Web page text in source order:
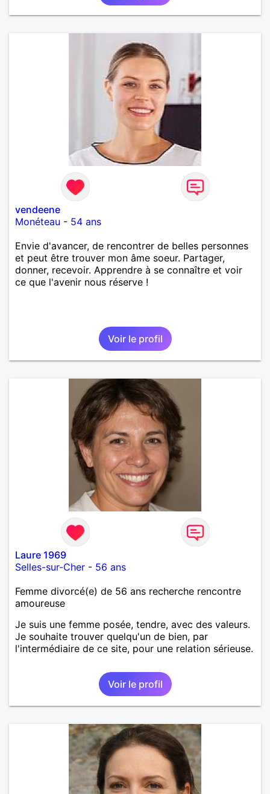
vendeene
Monéteau - 54 ans
Envie d'avancer, de rencontrer de belles personnes
et peut être trouver mon âme soeur. Partager,
donner, recevoir. Apprendre à se connaître et voir
ce que l'avenir nous réserve !
Voir le profil
Laure 1969
Selles-sur-Cher - 56 ans
Femme divorcé(e) de 56 ans recherche rencontre
amoureuse
Je suis une femme posée, tendre, avec des valeurs.
Je souhaite trouver quelqu'un de bien, par
l'intermédiaire de ce site, pour une relation sérieuse.
Voir le profil